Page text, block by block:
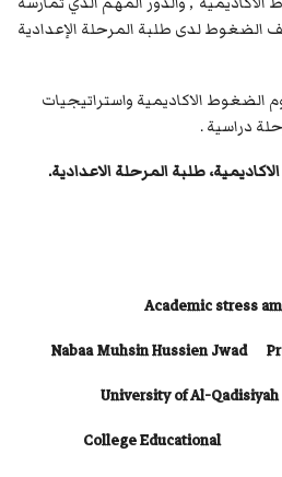
الضغوط لدى طلبة المرحلة الإعدادية
الضغوط الاكاديمية واستراتيجيات
دراسية .
طلبة المرحلة الاعدادية.
Academic stress
Nabaa Muhsin Hussien Jwad
University of Al-